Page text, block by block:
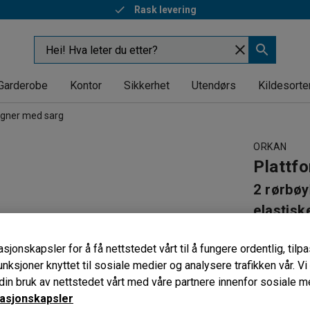
Rask levering
Kontor Sikkerhet Utendørs
med sarg
ORKAN
2
To
for å få nettstedet vårt til å fungere ordentlig,
knyttet til sosiale medier og analysere trafikken vår.
bruk av nettstedet vårt med våre partnere innenfor sosiale